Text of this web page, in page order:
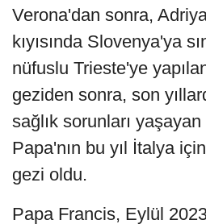
Verona'dan sonra,
kıyısında Slovenya'ya
nüfuslu Trieste'ye
geziden sonra, son
sağlık sorunları
Papa'nın bu yıl İtalya
gezi oldu.
Papa Francis, Eylül